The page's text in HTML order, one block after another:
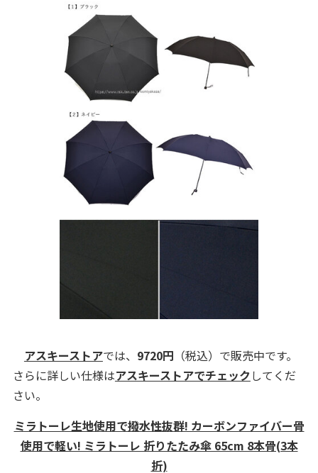
アスキーストアでは、 9720円 （税込）で販売中です。
さらに詳しい仕様はアスキーストアでチェックしてくだ
さい。
ミラトーレ生地使用で撥水性抜群! カーボンファイバー骨
使用で軽い! ミラトーレ 折りたたみ傘 65cm 8本骨(3本
折)